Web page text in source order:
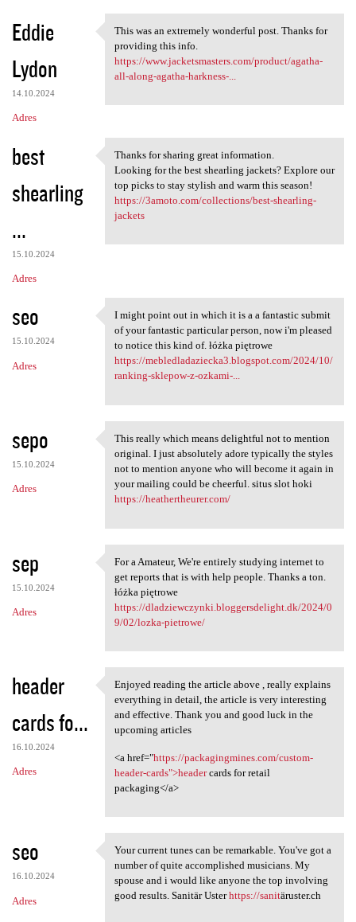
Eddie
Lydon
14.10.2024
Adres
This was an extremely
This was an extremely wonderful post. Thanks for
providing this info.
https://www.jacketsmasters.com/product/agatha-
all-along-agatha-harkness-...
best
shearling
...
15.10.2024
Adres
Thanks for sharing great
Thanks for sharing great information.
Looking for the best shearling jackets? Explore our
top picks to stay stylish and warm this season!
https://3amoto.com/collections/best-shearling-
jackets
seo
15.10.2024
Adres
I might point out in which it
I might point out in which it is a a fantastic submit
of your fantastic particular person, now i'm pleased
to notice this kind of. łóżka piętrowe
https://mebledladaziecka3.blogspot.com/2024/10/
ranking-sklepow-z-ozkami-...
sepo
15.10.2024
Adres
This really which means
This really which means delightful not to mention
original. I just absolutely adore typically the styles
not to mention anyone who will become it again in
your mailing could be cheerful. situs slot hoki
https://heathertheurer.com/
sep
15.10.2024
Adres
For a Amateur, We're entirely
For a Amateur, We're entirely studying internet to
get reports that is with help people. Thanks a ton.
łóżka piętrowe
https://dladziewczynki.bloggersdelight.dk/2024/0
9/02/lozka-pietrowe/
header
cards fo...
16.10.2024
Adres
Enjoyed reading the article
Enjoyed reading the article above , really explains
everything in detail, the article is very interesting
and effective. Thank you and good luck in the
upcoming articles
<a href="https://packagingmines.com/custom-
header-cards">headercards for retail
packaging</a>
seo
16.10.2024
Adres
Your current tunes can be
Your current tunes can be remarkable. You've got a
number of quite accomplished musicians. My
spouse and i would like anyone the top involving
good results. Sanitär Usterhttps://sanitäruster.ch